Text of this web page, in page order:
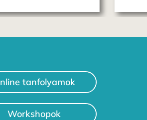
tanfolyamok
Workshopok